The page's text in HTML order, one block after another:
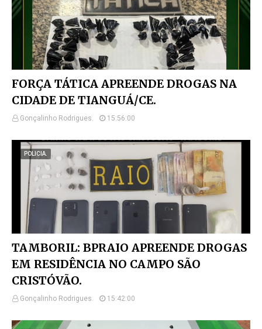
FORÇA TÁTICA APREENDE DROGAS NA
CIDADE DE TIANGUÁ/CE.
Gonçalinho Rodrigues. 15:56:00
POLICIA.
TAMBORIL: BPRAIO APREENDE DROGAS
EM RESIDÊNCIA NO CAMPO SÃO
CRISTÓVÃO.
Gonçalinho Rodrigues. 15:42:00